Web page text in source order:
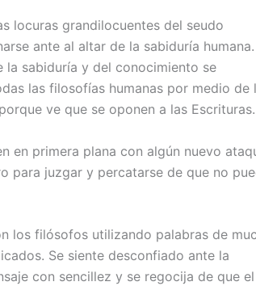
locuras grandilocuentes del seudo
ante al altar de la sabiduría
sabiduría y del conocimiento se
las filosofías humanas por medio de
ve que se oponen a las Escrituras.
en primera plana con algún nuevo
para juzgar y percatarse de que no
los filósofos utilizando palabras de
Se siente desconfiado ante la
con sencillez y se regocija de que el